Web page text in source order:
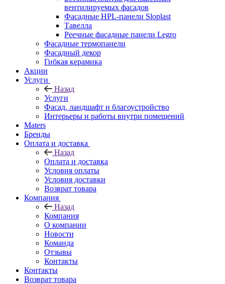
вентилируемых фасадов
Фасадные HPL-панели Sloplast
Тавелла
Реечные фасадные панели Legro
Фасадные термопанели
Фасадный декор
Гибкая керамика
Акции
Услуги
Назад
Услуги
Фасад, ландшафт и благоустройство
Интерьеры и работы внутри помещений
Maters
Бренды
Оплата и доставка
Назад
Оплата и доставка
Условия оплаты
Условия доставки
Возврат товара
Компания
Назад
Компания
О компании
Новости
Команда
Отзывы
Контакты
Контакты
Возврат товара